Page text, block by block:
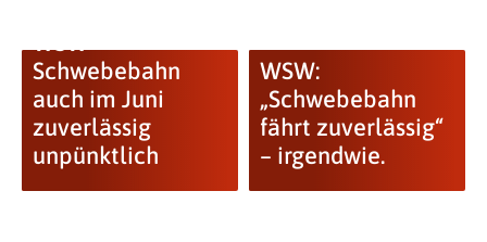
Schwebebahn
auch im Juni
zuverlässig
unpünktlich
WSW:
„Schwebebahn
fährt zuverlässig“
– irgendwie.